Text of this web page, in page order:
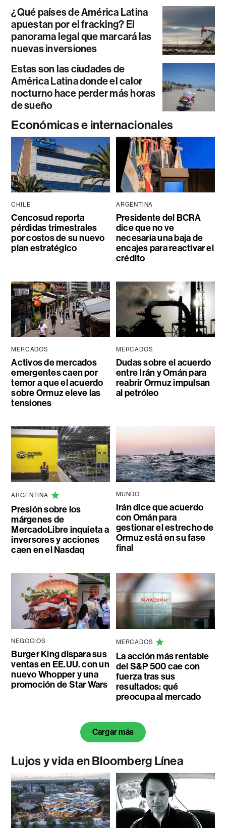
¿Qué países de América Latina
apuestan por el fracking? El
panorama legal que marcará las
nuevas inversiones
Estas son las ciudades de
América Latina donde el calor
nocturno hace perder más horas
de sueño
Económicas e internacionales
CHILE
Cencosud reporta
pérdidas trimestrales
por costos de su nuevo
plan estratégico
ARGENTINA
Presidente del BCRA
dice que no ve
necesaria una baja de
encajes para reactivar el
crédito
MERCADOS
Activos de mercados
emergentes caen por
temor a que el acuerdo
sobre Ormuz eleve las
tensiones
MERCADOS
Dudas sobre el acuerdo
entre Irán y Omán para
reabrir Ormuz impulsan
al petróleo
ARGENTINA
Presión sobre los
márgenes de
MercadoLibre inquieta a
inversores y acciones
caen en el Nasdaq
MUNDO
Irán dice que acuerdo
con Omán para
gestionar el estrecho de
Ormuz está en su fase
final
NEGOCIOS
Burger King dispara sus
ventas en EE.UU. con un
nuevo Whopper y una
promoción de Star Wars
MERCADOS
La acción más rentable
del S&P 500 cae con
fuerza tras sus
resultados: qué
preocupa al mercado
Cargar más
Lujos y vida en Bloomberg Línea